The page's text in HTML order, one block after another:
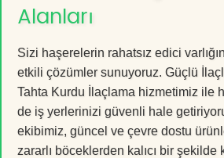
Alanları
Sizi haşerelerin rahatsız edici
etkili çözümler sunuyoruz. Güçlü
Tahta Kurdu İlaçlama hizmetimiz ile
de iş yerlerinizi güvenli hale
ekibimiz, güncel ve çevre dostu
zararlı böceklerden kalıcı bir şekilde